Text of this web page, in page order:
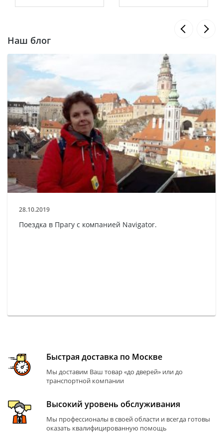
Наш блог
28.10.2019
Поездка в Прагу с компанией Navigator.
Быстрая доставка по Москве
Мы доставим Ваш товар «до дверей» или до
транспортной компании
Высокий уровень обслуживания
Мы профессионалы в своей области и всегда готовы
оказать квалифицированную помощь